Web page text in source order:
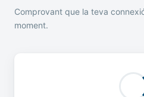
Comprovant que la teva
moment.